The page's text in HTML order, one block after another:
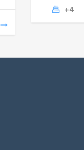
+4